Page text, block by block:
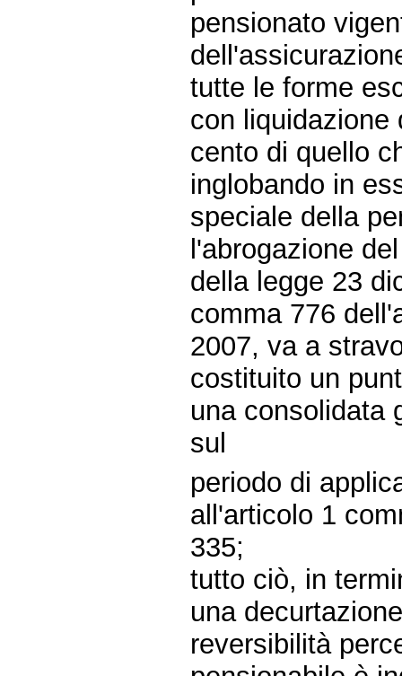
pensionato
tutte le forme
con liquidazione
cento di quello
inglobando in
speciale della
l'abrogazione
della legge 23
comma 776
2007, va a
costituito un
una consolidata
sul
periodo di
all'articolo 1
335;
tutto ciò, in
una
reversibilità